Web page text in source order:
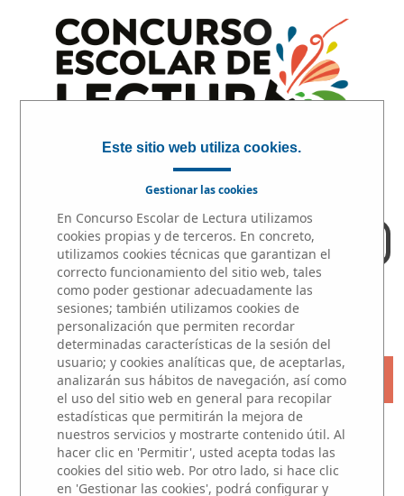
ACCESO PROFESORES
INICIO|PARTICIPA|PREMIOS
« VOLVER
MICRORRELATOS
Este sitio web utiliza cookies.
Gestionar las cookies
En Concurso Escolar de Lectura utilizamos
cookies propias y de terceros. En concreto,
utilizamos cookies técnicas que garantizan el
correcto funcionamiento del sitio web, tales
como poder gestionar adecuadamente las
sesiones; también utilizamos cookies de
personalización que permiten recordar
determinadas características de la sesión del
usuario; y cookies analíticas que, de aceptarlas,
analizarán sus hábitos de navegación, así como
el uso del sitio web en general para recopilar
estadísticas que permitirán la mejora de
nuestros servicios y mostrarte contenido útil. Al
hacer clic en 'Permitir', usted acepta todas las
cookies del sitio web. Por otro lado, si hace clic
en 'Gestionar las cookies', podrá configurar y